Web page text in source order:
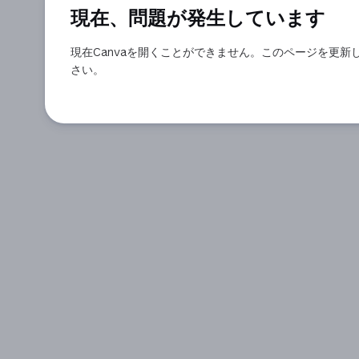
現在、問題が発生しています
現在Canvaを開くことができません。このページを更新
さい。